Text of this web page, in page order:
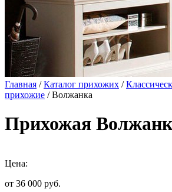
Главная /Каталог прихожих /
прихожие / Волжанка
Прихожая
Цена:
от 36 000 руб.